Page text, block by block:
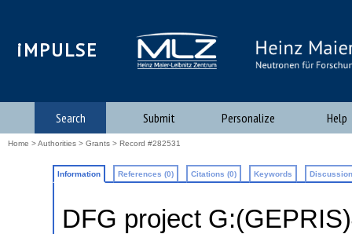
iMPULSE
Search Submit Personalize Help
Home >Authorities > Grants > Record #282531
Information References (0) Citations (0) Keywords
DFG project